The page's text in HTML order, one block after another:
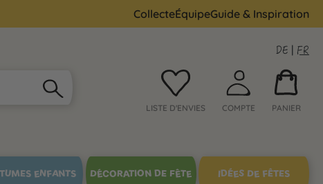
CollecteÉquipeGuide & Inspiration
DE | FR
LISTE D'ENVIES COMPTE PANIER
ENFANTS DÉCORATION DE FÊTE IDÉES DE FÊTES